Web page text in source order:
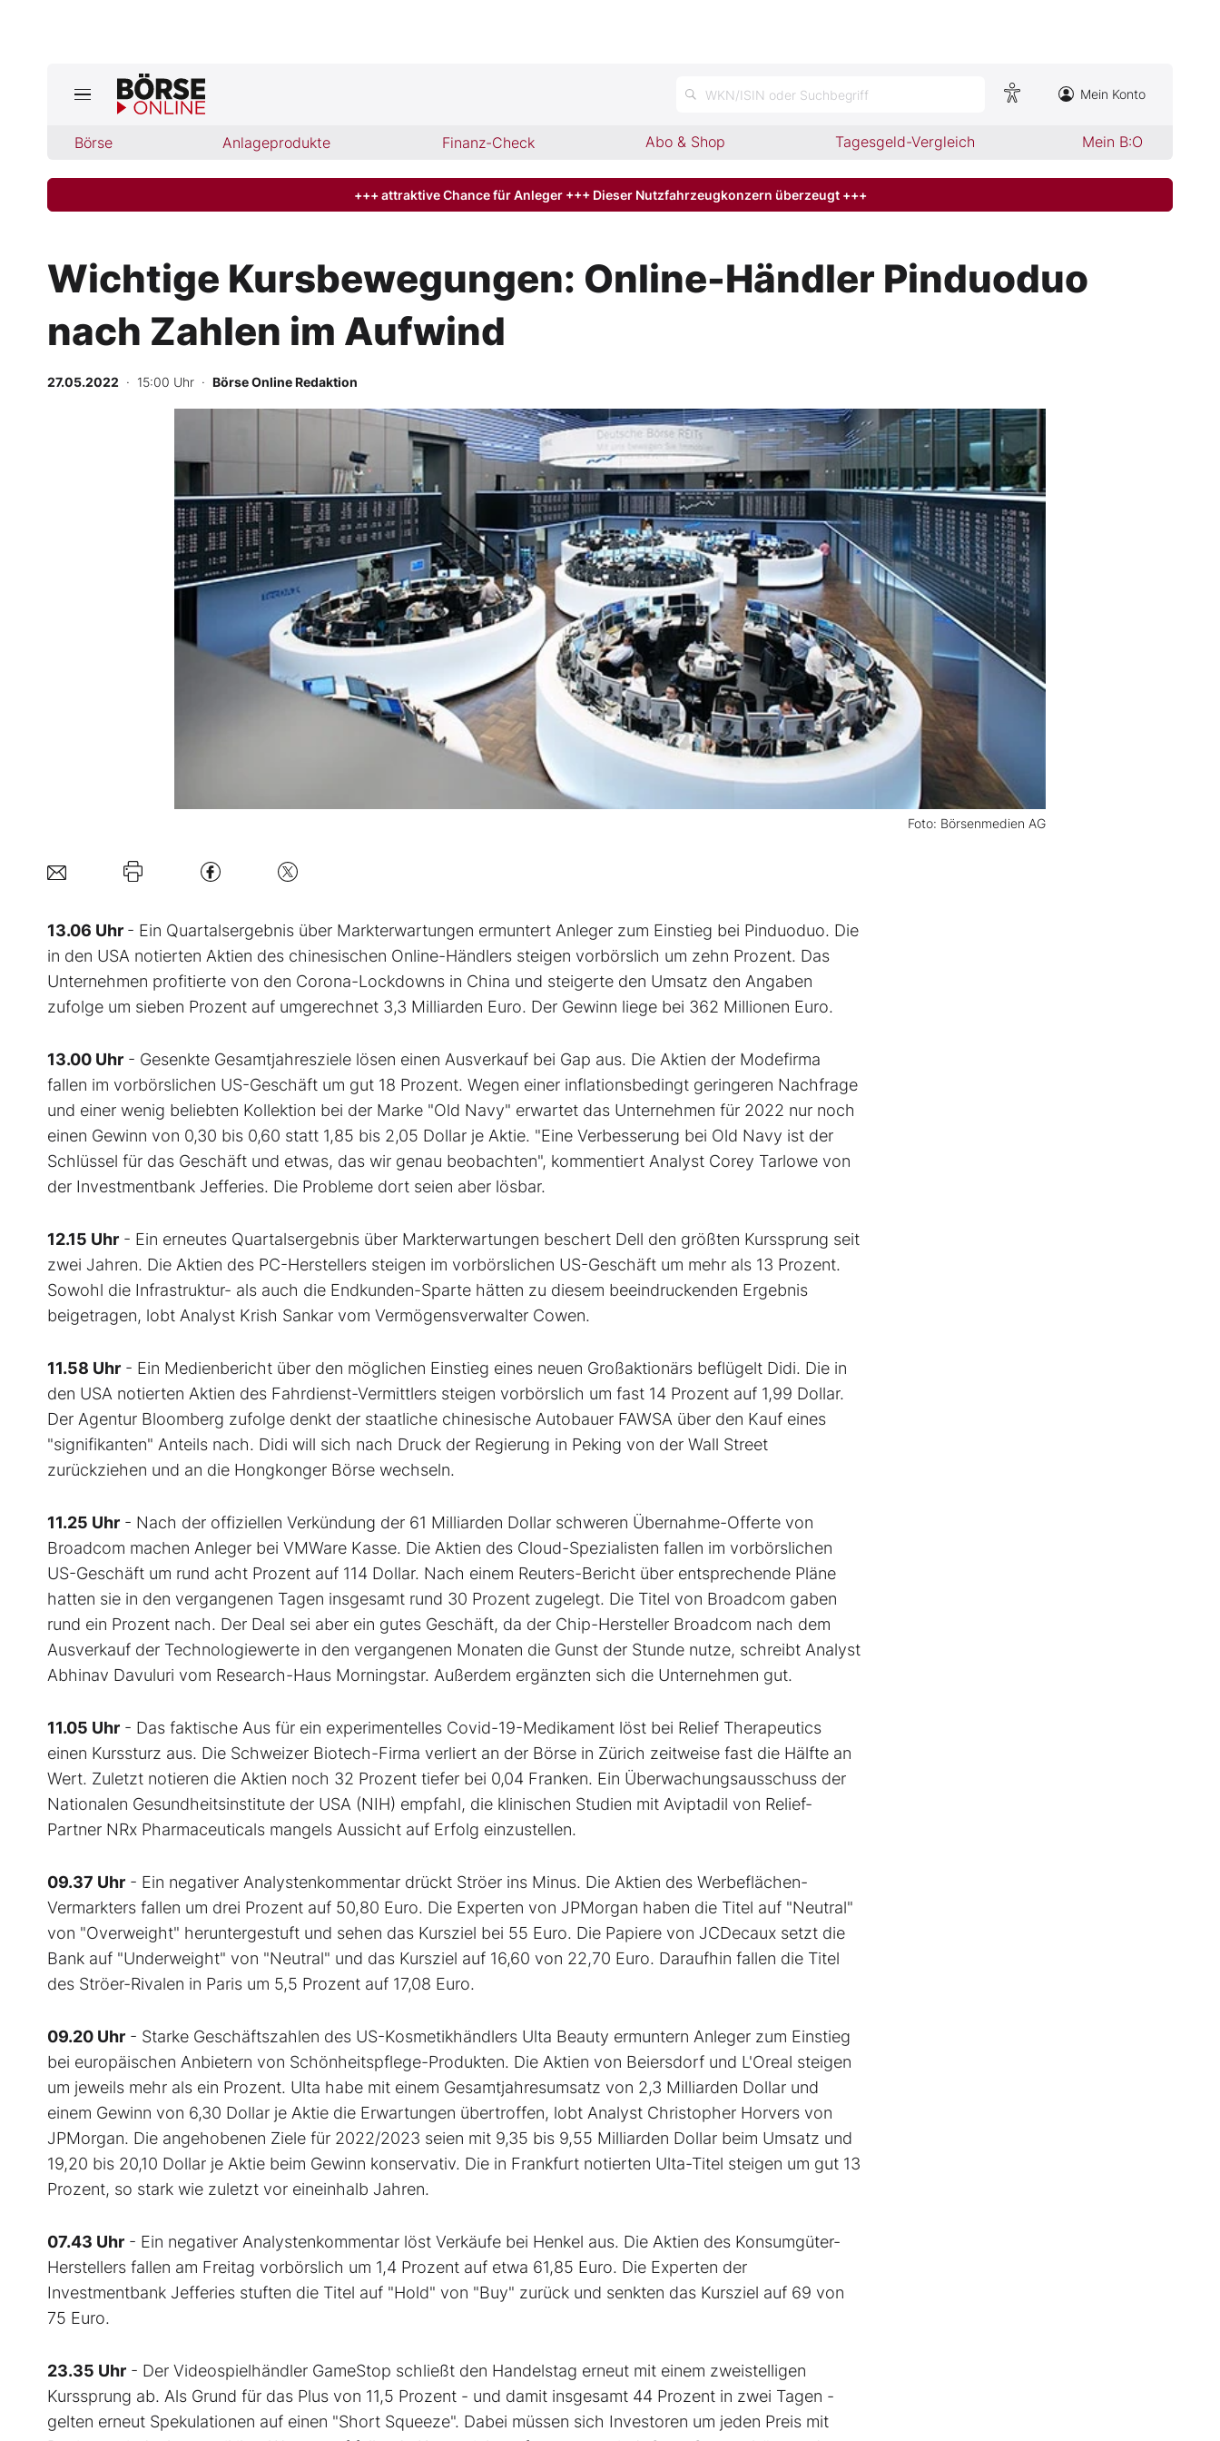
WKN/ISIN oder Suchbegriff Mein Konto
Börse Anlageprodukte Finanz-Check Abo & Shop Tagesgeld-Vergleich Mein B:O
Jetzt aktuelle Ausgabe BÖRSE ONLINE lesen
Finanz-Check
Abo & Shop
BO-Musterdepots
Mein B:O
Mein Konto
+++ attraktive Chance für Anleger +++ Dieser Nutzfahrzeugkonzern überzeugt +++
Wichtige Kursbewegungen: Online-Händler Pinduoduo
nach Zahlen im Aufwind
27.05.2022 · 15:00 Uhr · Börse Online Redaktion
Foto: Börsenmedien AG
13.06 Uhr - Ein Quartalsergebnis über Markterwartungen ermuntert Anleger zum Einstieg bei Pinduoduo. Die
in den USA notierten Aktien des chinesischen Online-Händlers steigen vorbörslich um zehn Prozent. Das
Unternehmen profitierte von den Corona-Lockdowns in China und steigerte den Umsatz den Angaben
zufolge um sieben Prozent auf umgerechnet 3,3 Milliarden Euro. Der Gewinn liege bei 362 Millionen Euro.
13.00 Uhr - Gesenkte Gesamtjahresziele lösen einen Ausverkauf bei Gap aus. Die Aktien der Modefirma
fallen im vorbörslichen US-Geschäft um gut 18 Prozent. Wegen einer inflationsbedingt geringeren Nachfrage
und einer wenig beliebten Kollektion bei der Marke "Old Navy" erwartet das Unternehmen für 2022 nur noch
einen Gewinn von 0,30 bis 0,60 statt 1,85 bis 2,05 Dollar je Aktie. "Eine Verbesserung bei Old Navy ist der
Schlüssel für das Geschäft und etwas, das wir genau beobachten", kommentiert Analyst Corey Tarlowe von
der Investmentbank Jefferies. Die Probleme dort seien aber lösbar.
12.15 Uhr - Ein erneutes Quartalsergebnis über Markterwartungen beschert Dell den größten Kurssprung seit
zwei Jahren. Die Aktien des PC-Herstellers steigen im vorbörslichen US-Geschäft um mehr als 13 Prozent.
Sowohl die Infrastruktur- als auch die Endkunden-Sparte hätten zu diesem beeindruckenden Ergebnis
beigetragen, lobt Analyst Krish Sankar vom Vermögensverwalter Cowen.
11.58 Uhr - Ein Medienbericht über den möglichen Einstieg eines neuen Großaktionärs beflügelt Didi. Die in
den USA notierten Aktien des Fahrdienst-Vermittlers steigen vorbörslich um fast 14 Prozent auf 1,99 Dollar.
Der Agentur Bloomberg zufolge denkt der staatliche chinesische Autobauer FAWSA über den Kauf eines
"signifikanten" Anteils nach. Didi will sich nach Druck der Regierung in Peking von der Wall Street
zurückziehen und an die Hongkonger Börse wechseln.
11.25 Uhr - Nach der offiziellen Verkündung der 61 Milliarden Dollar schweren Übernahme-Offerte von
Broadcom machen Anleger bei VMWare Kasse. Die Aktien des Cloud-Spezialisten fallen im vorbörslichen
US-Geschäft um rund acht Prozent auf 114 Dollar. Nach einem Reuters-Bericht über entsprechende Pläne
hatten sie in den vergangenen Tagen insgesamt rund 30 Prozent zugelegt. Die Titel von Broadcom gaben
rund ein Prozent nach. Der Deal sei aber ein gutes Geschäft, da der Chip-Hersteller Broadcom nach dem
Ausverkauf der Technologiewerte in den vergangenen Monaten die Gunst der Stunde nutze, schreibt Analyst
Abhinav Davuluri vom Research-Haus Morningstar. Außerdem ergänzten sich die Unternehmen gut.
11.05 Uhr - Das faktische Aus für ein experimentelles Covid-19-Medikament löst bei Relief Therapeutics
einen Kurssturz aus. Die Schweizer Biotech-Firma verliert an der Börse in Zürich zeitweise fast die Hälfte an
Wert. Zuletzt notieren die Aktien noch 32 Prozent tiefer bei 0,04 Franken. Ein Überwachungsausschuss der
Nationalen Gesundheitsinstitute der USA (NIH) empfahl, die klinischen Studien mit Aviptadil von Relief-
Partner NRx Pharmaceuticals mangels Aussicht auf Erfolg einzustellen.
09.37 Uhr - Ein negativer Analystenkommentar drückt Ströer ins Minus. Die Aktien des Werbeflächen-
Vermarkters fallen um drei Prozent auf 50,80 Euro. Die Experten von JPMorgan haben die Titel auf "Neutral"
von "Overweight" heruntergestuft und sehen das Kursziel bei 55 Euro. Die Papiere von JCDecaux setzt die
Bank auf "Underweight" von "Neutral" und das Kursziel auf 16,60 von 22,70 Euro. Daraufhin fallen die Titel
des Ströer-Rivalen in Paris um 5,5 Prozent auf 17,08 Euro.
09.20 Uhr - Starke Geschäftszahlen des US-Kosmetikhändlers Ulta Beauty ermuntern Anleger zum Einstieg
bei europäischen Anbietern von Schönheitspflege-Produkten. Die Aktien von Beiersdorf und L'Oreal steigen
um jeweils mehr als ein Prozent. Ulta habe mit einem Gesamtjahresumsatz von 2,3 Milliarden Dollar und
einem Gewinn von 6,30 Dollar je Aktie die Erwartungen übertroffen, lobt Analyst Christopher Horvers von
JPMorgan. Die angehobenen Ziele für 2022/2023 seien mit 9,35 bis 9,55 Milliarden Dollar beim Umsatz und
19,20 bis 20,10 Dollar je Aktie beim Gewinn konservativ. Die in Frankfurt notierten Ulta-Titel steigen um gut 13
Prozent, so stark wie zuletzt vor eineinhalb Jahren.
07.43 Uhr - Ein negativer Analystenkommentar löst Verkäufe bei Henkel aus. Die Aktien des Konsumgüter-
Herstellers fallen am Freitag vorbörslich um 1,4 Prozent auf etwa 61,85 Euro. Die Experten der
Investmentbank Jefferies stuften die Titel auf "Hold" von "Buy" zurück und senkten das Kursziel auf 69 von
75 Euro.
23.35 Uhr - Der Videospielhändler GameStop schließt den Handelstag erneut mit einem zweistelligen
Kurssprung ab. Als Grund für das Plus von 11,5 Prozent - und damit insgesamt 44 Prozent in zwei Tagen -
gelten erneut Spekulationen auf einen "Short Squeeze". Dabei müssen sich Investoren um jeden Preis mit